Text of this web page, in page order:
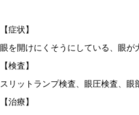
【症状】
眼を開けにくそうにしている、眼
【検査】
スリットランプ検査、眼圧検査、眼
【治療】